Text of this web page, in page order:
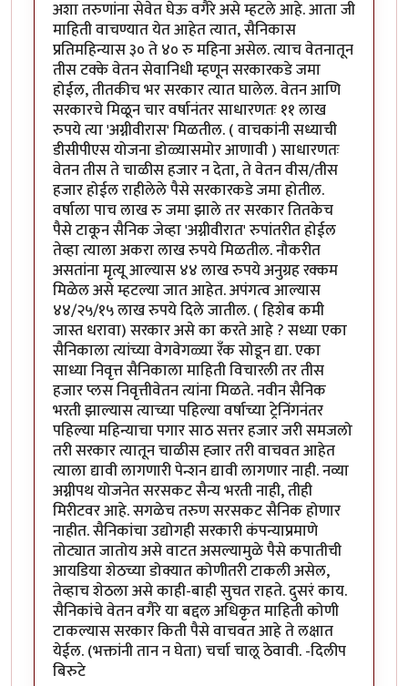
अशा तरुणांना सेवेत घेऊ वगैरे असे म्हटले आहे. आता जी
माहिती वाचण्यात येत आहेत त्यात, सैनिकास
प्रतिमहिन्यास ३० ते ४० रु महिना असेल. त्याच वेतनातून
तीस टक्के वेतन सेवानिधी म्हणून सरकारकडे जमा
होईल, तीतकीच भर सरकार त्यात घालेल. वेतन आणि
सरकारचे मिळून चार वर्षानंतर साधारणतः ११ लाख
रुपये त्या 'अग्नीवीरास' मिळतील. ( वाचकांनी सध्याची
डीसीपीएस योजना डोळ्यासमोर आणावी ) साधारणतः
वेतन तीस ते चाळीस हजार न देता, ते वेतन वीस/तीस
हजार होईल राहीलेले पैसे सरकारकडे जमा होतील.
वर्षाला पाच लाख रु जमा झाले तर सरकार तितकेच
पैसे टाकून सैनिक जेव्हा 'अग्नीवीरात' रुपांतरीत होईल
तेव्हा त्याला अकरा लाख रुपये मिळतील. नौकरीत
असतांना मृत्यू आल्यास ४४ लाख रुपये अनुग्रह रक्कम
मिळेल असे म्हटल्या जात आहेत. अपंगत्व आल्यास
४४/२५/१५ लाख रुपये दिले जातील. ( हिशेब कमी
जास्त धरावा) सरकार असे का करते आहे ? सध्या एका
सैनिकाला त्यांच्या वेगवेगळ्या रँक सोडून द्या. एका
साध्या निवृत्त सैनिकाला माहिती विचारली तर तीस
हजार प्लस निवृत्तीवेतन त्यांना मिळते. नवीन सैनिक
भरती झाल्यास त्याच्या पहिल्या वर्षाच्या ट्रेनिंगनंतर
पहिल्या महिन्याचा पगार साठ सत्तर हजार जरी समजलो
तरी सरकार त्यातून चाळीस ह्जार तरी वाचवत आहेत
त्याला द्यावी लागणारी पेन्शन द्यावी लागणार नाही. नव्या
अग्नीपथ योजनेत सरसकट सैन्य भरती नाही, तीही
मिरीटवर आहे. सगळेच तरुण सरसकट सैनिक होणार
नाहीत. सैनिकांचा उद्योगही सरकारी कंपन्याप्रमाणे
तोट्यात जातोय असे वाटत असल्यामुळे पैसे कपातीची
आयडिया शेठच्या डोक्यात कोणीतरी टाकली असेल,
तेव्हाच शेठला असे काही-बाही सुचत राहते. दुसरं काय.
सैनिकांचे वेतन वगैरे या बद्दल अधिकृत माहिती कोणी
टाकल्यास सरकार किती पैसे वाचवत आहे ते लक्षात
येईल. (भक्तांनी तान न घेता) चर्चा चालू ठेवावी. -दिलीप
बिरुटे